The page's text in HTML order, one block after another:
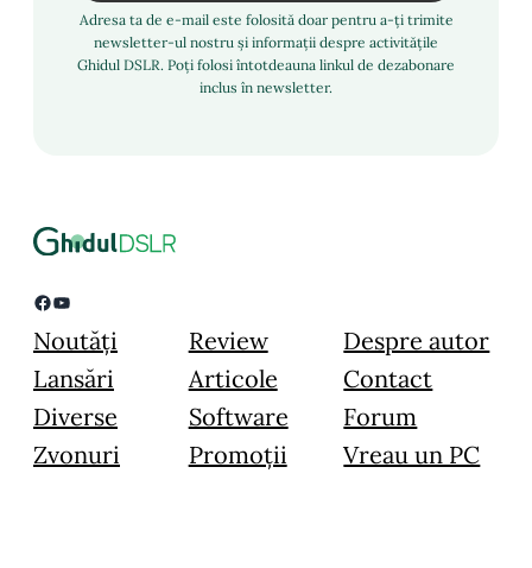
Adresa ta de e-mail este folosită doar pentru a-ți trimite
newsletter-ul nostru și informații despre activitățile
Ghidul DSLR. Poți folosi întotdeauna linkul de dezabonare
inclus în newsletter.
Facebook YouTube
Noutăți
Lansări
Diverse
Zvonuri
Review
Articole
Software
Promoții
Despre autor
Contact
Forum
Vreau un PC